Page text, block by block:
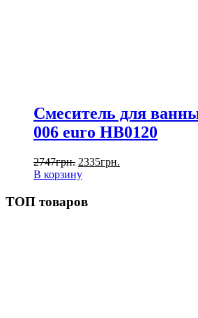
Смеситель для
006 euro HB0120
2747грн. 2335грн.
В корзину
ТОП товаров